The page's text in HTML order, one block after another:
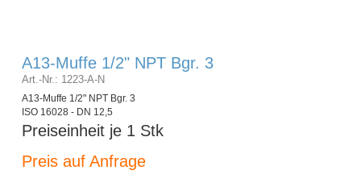
A13-Muffe 1/2" NPT Bgr. 3
Art.-Nr.: 1223-A-N
A13-Muffe 1/2" NPT Bgr. 3
ISO 16028 - DN 12,5
Preiseinheit je 1 Stk
Preis auf Anfrage